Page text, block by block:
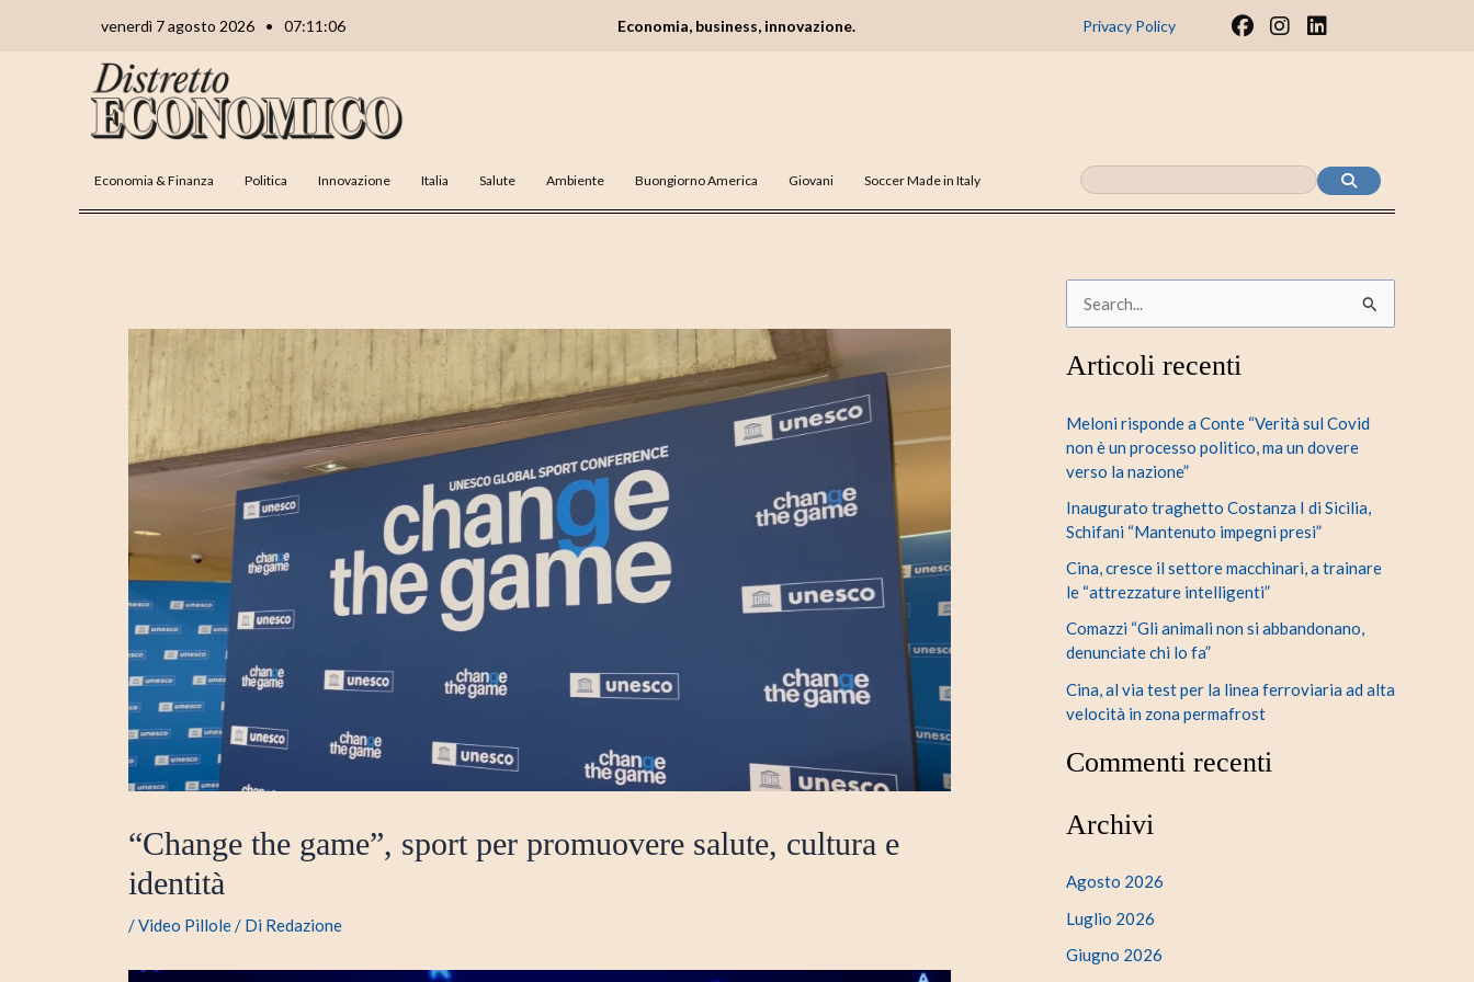
venerdì 7 agosto 2026 • 07:11:07 Economia, business, innovazione. Privacy Policy
F
I
m
L
n
Economia & Finanza Politica Innovazione Italia Salute Ambiente Buongiorno America Giovani Soccer Made in Italy
“Change the game”, sport per promuovere salute, cultura e
identità
/Video Pillole/ Di Redazione
r
a
:
Articoli recenti
Meloni risponde a Conte “Verità sul Covid
non è un processo politico, ma un dovere
verso la nazione”
Inaugurato traghetto Costanza I di Sicilia,
Schifani “Mantenuto impegni presi”
Cina, cresce il settore macchinari, a trainare
le “attrezzature intelligenti”
Comazzi “Gli animali non si abbandonano,
denunciate chi lo fa”
Cina, al via test per la linea ferroviaria ad alta
velocità in zona permafrost
Commenti recenti
Archivi
Agosto 2026
Luglio 2026
Giugno 2026